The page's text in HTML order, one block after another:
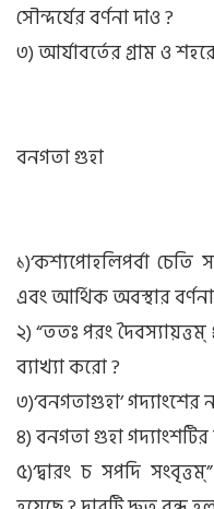
সৌন্দর্যের বর্ণনা দাও ?
৩) আর্যাবর্তের গ্রাম ও
বনগতা গুহা
১)‘কশ্যপোহলিপর্বা
এবং আর্থিক অবস্থার
২) “ততঃ পরং দৈবস্যায়ত্তম্
ব্যাখ্যা করো ?
৩)‘বনগতাগুহা’
৪) বনগতা গুহা
৫)‘দ্বারং চ সপদি